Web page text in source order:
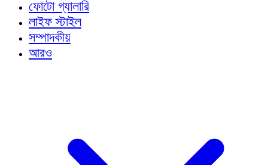
ফোটো গ্যালারি
লাইফ স্টাইল
সম্পাদকীয়
আরও